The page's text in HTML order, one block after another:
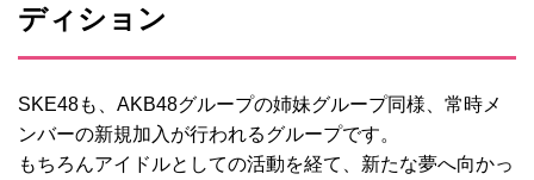
ディション
SKE48も、AKB48グループの姉妹グループ同様、常時メ
ンバーの新規加入が行われるグループです。
もちろんアイドルとしての活動を経て、新たな夢へ向かっ